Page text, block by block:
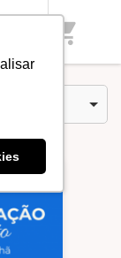
shopping_cart